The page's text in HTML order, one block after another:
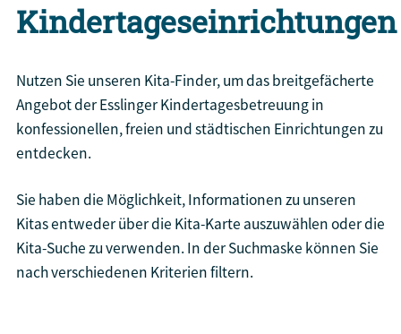
Kindertageseinrichtungen
Nutzen Sie unseren Kita-Finder, um das breitgefächerte
Angebot der Esslinger Kindertagesbetreuung in
konfessionellen, freien und städtischen Einrichtungen zu
entdecken.
Sie haben die Möglichkeit, Informationen zu unseren
Kitas entweder über die Kita-Karte auszuwählen oder die
Kita-Suche zu verwenden. In der Suchmaske können Sie
nach verschiedenen Kriterien filtern.